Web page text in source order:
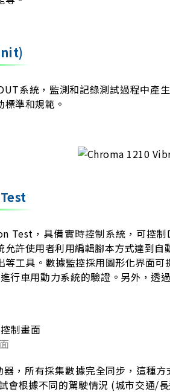
系統，監測和記錄測試過程中
準和規範。
Test，具備實時控制系統，可控
許使用者利用編輯腳本方式達到
等工具。數據監控採用圖形化界
行車用動力系統的驗證。另外，
，所有採集數據完全同步，這種
會根據不同的駕駛情況 (城市交通/